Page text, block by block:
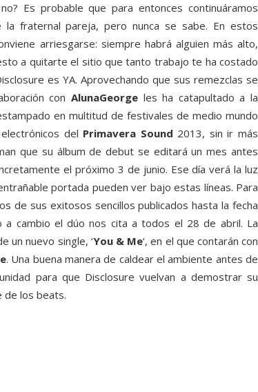
Es probable que para entonces continuáramos
la fraternal pareja, pero nunca se sabe. En estos
arriesgarse: siempre habrá alguien más alto,
a quitarte el sitio que tanto trabajo te ha costado
es YA. Aprovechando que sus remezclas se
con AlunaGeorgeles ha catapultado a la
en multitud de festivales de medio mundo
del Primavera Sound 2013, sin ir más
que su álbum de debut se editará un mes antes
el próximo 3 de junio. Ese día verá la luz
portada pueden ver bajo estas líneas. Para
de sus exitosos sencillos publicados hasta la fecha
a cambio el dúo nos cita a todos el 28 de abril. La
un nuevo single, ‘You & Me‘, en el que contarán con
. Una buena manera de caldear el ambiente antes de
para que Disclosure vuelvan a demostrar su
de los beats.